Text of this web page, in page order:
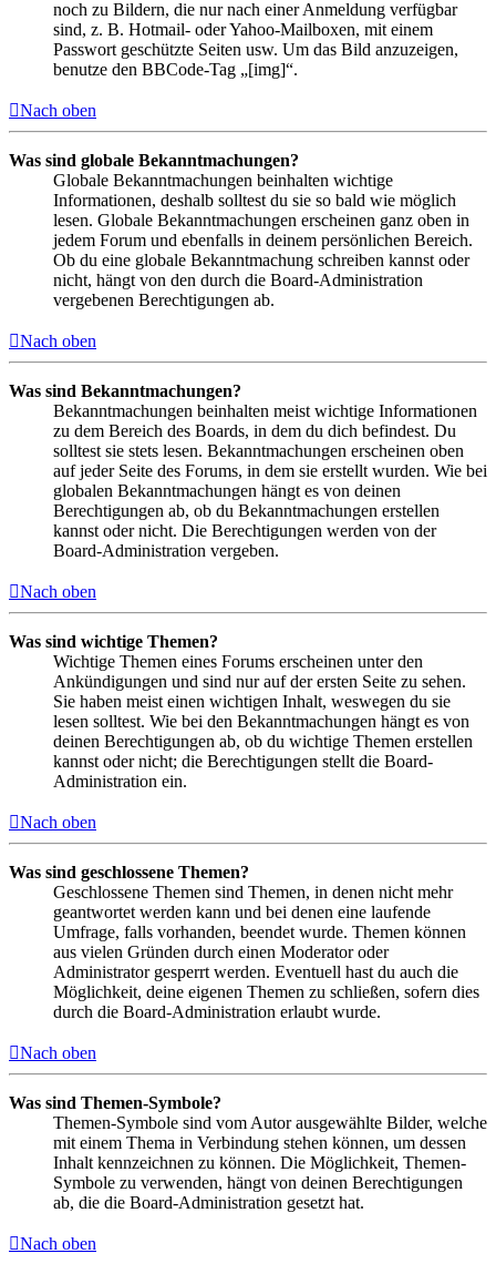
noch zu Bildern, die nur nach einer Anmeldung verfügbar
sind, z. B. Hotmail- oder Yahoo-Mailboxen, mit einem
Passwort geschützte Seiten usw. Um das Bild anzuzeigen,
benutze den BBCode-Tag „[img]“.
Nach oben
Was sind globale Bekanntmachungen?
Globale Bekanntmachungen beinhalten wichtige
Informationen, deshalb solltest du sie so bald wie möglich
lesen. Globale Bekanntmachungen erscheinen ganz oben in
jedem Forum und ebenfalls in deinem persönlichen Bereich.
Ob du eine globale Bekanntmachung schreiben kannst oder
nicht, hängt von den durch die Board-Administration
vergebenen Berechtigungen ab.
Nach oben
Was sind Bekanntmachungen?
Bekanntmachungen beinhalten meist wichtige Informationen
zu dem Bereich des Boards, in dem du dich befindest. Du
solltest sie stets lesen. Bekanntmachungen erscheinen oben
auf jeder Seite des Forums, in dem sie erstellt wurden. Wie bei
globalen Bekanntmachungen hängt es von deinen
Berechtigungen ab, ob du Bekanntmachungen erstellen
kannst oder nicht. Die Berechtigungen werden von der
Board-Administration vergeben.
Nach oben
Was sind wichtige Themen?
Wichtige Themen eines Forums erscheinen unter den
Ankündigungen und sind nur auf der ersten Seite zu sehen.
Sie haben meist einen wichtigen Inhalt, weswegen du sie
lesen solltest. Wie bei den Bekanntmachungen hängt es von
deinen Berechtigungen ab, ob du wichtige Themen erstellen
kannst oder nicht; die Berechtigungen stellt die Board-
Administration ein.
Nach oben
Was sind geschlossene Themen?
Geschlossene Themen sind Themen, in denen nicht mehr
geantwortet werden kann und bei denen eine laufende
Umfrage, falls vorhanden, beendet wurde. Themen können
aus vielen Gründen durch einen Moderator oder
Administrator gesperrt werden. Eventuell hast du auch die
Möglichkeit, deine eigenen Themen zu schließen, sofern dies
durch die Board-Administration erlaubt wurde.
Nach oben
Was sind Themen-Symbole?
Themen-Symbole sind vom Autor ausgewählte Bilder, welche
mit einem Thema in Verbindung stehen können, um dessen
Inhalt kennzeichnen zu können. Die Möglichkeit, Themen-
Symbole zu verwenden, hängt von deinen Berechtigungen
ab, die die Board-Administration gesetzt hat.
Nach oben